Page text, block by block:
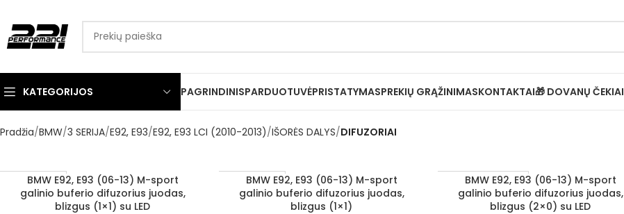
KATEGORIJOS PAGRINDINISPARDUOTUVĖPRISTATYMASPREKIŲ GRĄŽINIMASKONTAKTAI🎁 DOVANŲ ČEKIAI
Pradžia BMW 3 SERIJA E92, E93 E92, E93 LCI (2010-2013) IŠORĖS DALYS DIFUZORIAI
1–3 d. d.
Į KREPŠELĮBMW E92, E93 (06-13) M-sport
galinio buferio difuzorius juodas,
blizgus (1×1) su LED
1–3 d. d.
Į KREPŠELĮBMW E92, E93 (06-13) M-sport
galinio buferio difuzorius juodas,
blizgus (1×1)
Užsakoma prekė
3–5 d. d.
Į KREPŠELĮBMW E92, E93 (06-13) M-sport
galinio buferio difuzorius juodas,
blizgus (2×0) su LED